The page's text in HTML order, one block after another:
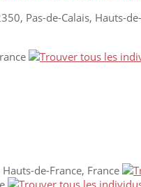
Pas-de-Calais, Hauts-
de-France, France